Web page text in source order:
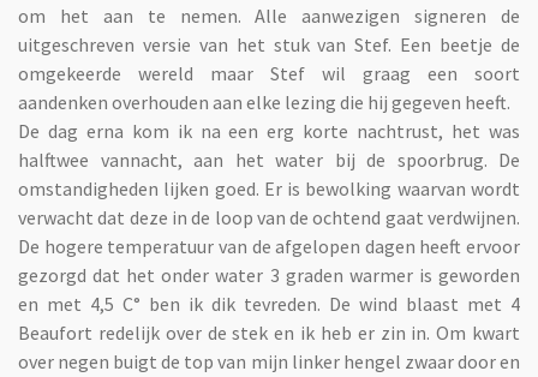
om het aan te nemen. Alle aanwezigen signeren de
uitgeschreven versie van het stuk van Stef. Een beetje de
omgekeerde wereld maar Stef wil graag een soort
aandenken overhouden aan elke lezing die hij gegeven heeft.
De dag erna kom ik na een erg korte nachtrust, het was
halftwee vannacht, aan het water bij de spoorbrug. De
omstandigheden lijken goed. Er is bewolking waarvan wordt
verwacht dat deze in de loop van de ochtend gaat verdwijnen.
De hogere temperatuur van de afgelopen dagen heeft ervoor
gezorgd dat het onder water 3 graden warmer is geworden
en met 4,5 C° ben ik dik tevreden. De wind blaast met 4
Beaufort redelijk over de stek en ik heb er zin in. Om kwart
over negen buigt de top van mijn linker hengel zwaar door en